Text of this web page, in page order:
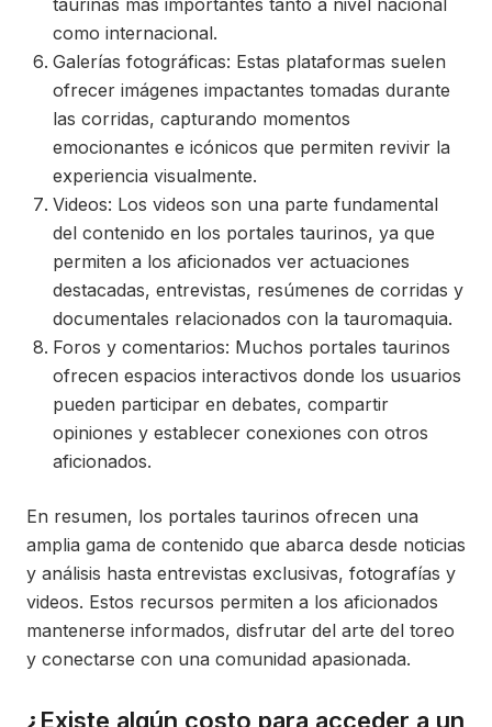
taurinas más importantes tanto a nivel nacional
como internacional.
Galerías fotográficas: Estas plataformas suelen
ofrecer imágenes impactantes tomadas durante
las corridas, capturando momentos
emocionantes e icónicos que permiten revivir la
experiencia visualmente.
Videos: Los videos son una parte fundamental
del contenido en los portales taurinos, ya que
permiten a los aficionados ver actuaciones
destacadas, entrevistas, resúmenes de corridas y
documentales relacionados con la tauromaquia.
Foros y comentarios: Muchos portales taurinos
ofrecen espacios interactivos donde los usuarios
pueden participar en debates, compartir
opiniones y establecer conexiones con otros
aficionados.
En resumen, los portales taurinos ofrecen una
amplia gama de contenido que abarca desde noticias
y análisis hasta entrevistas exclusivas, fotografías y
videos. Estos recursos permiten a los aficionados
mantenerse informados, disfrutar del arte del toreo
y conectarse con una comunidad apasionada.
¿Existe algún costo para acceder a un